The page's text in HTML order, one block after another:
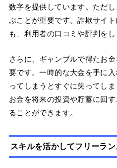
数字を提供しています。ただ
ぶことが重要です。詐欺サイ
も、利用者の口コミや評判を
さらに、ギャンブルで得たお
要です。一時的な大金を手に
ってしまうとすぐに失ってし
お金を将来の投資や貯蓄に回
ることができます。
スキルを活かしてフリーラ